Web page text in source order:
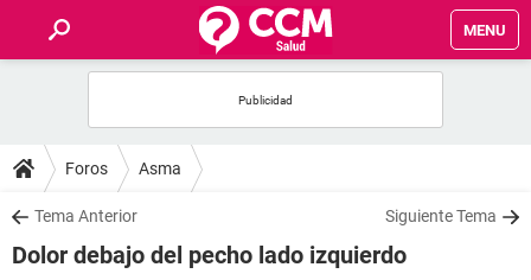
MENU
FOROS
SALUD
Foros Asma
Tema Anterior Siguiente Tema
Dolor debajo del pecho lado izquierdo